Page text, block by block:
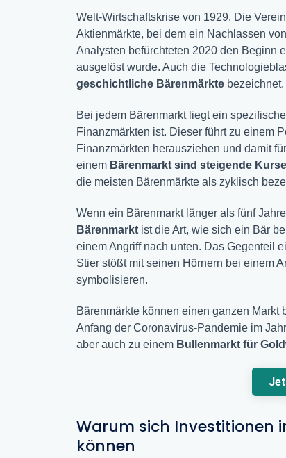
Welt-Wirtschaftskrise von 1929. Die
Aktienmärkte, bei dem ein Nachlassen
Analysten befürchteten 2020 den Beginn
ausgelöst wurde. Auch die
geschichtliche Bärenmärktebezeichnet.
Bei jedem Bärenmarkt liegt ein
Finanzmärkten ist. Dieser führt zu einem
Finanzmärkten herausziehen und damit
einem Bärenmarkt sind steigende Kurse
die meisten Bärenmärkte als zyklisch
Wenn ein Bärenmarkt länger als fünf
Bärenmarktist die Art, wie sich ein Bär
einem Angriff nach unten. Das Gegenteil
Stier stößt mit seinen Hörnern bei einem
symbolisieren.
Bärenmärkte können einen ganzen Markt
Anfang der Coronavirus-Pandemie im
aber auch zu einem Bullenmarkt für
Warum sich Investitionen
können